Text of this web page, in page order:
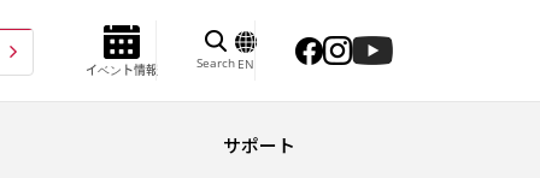
イベント情報 Search EN
サポート